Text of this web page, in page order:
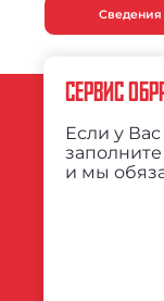
Сведения
СЕРВИС
Если у
и мы